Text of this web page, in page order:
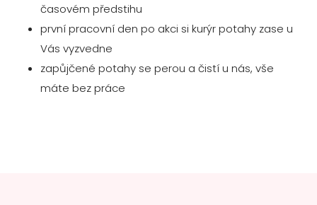
časovém předstihu
první pracovní den po akci si kurýr potahy zase u
Vás vyzvedne
zapůjčené potahy se perou a čistí u nás, vše
máte bez práce